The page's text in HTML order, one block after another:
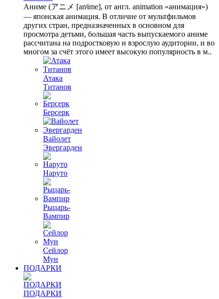
Аниме (アニメ [anʲime], от англ. animation «анимация»)
— японская анимация. В отличие от мультфильмов
других стран, предназначенных в основном для
просмотра детьми, большая часть выпускаемого аниме
рассчитана на подростковую и взрослую аудитории, и во
многом за счёт этого имеет высокую популярность в м..
Атака
Титанов
Берсерк
Вайолет
Эвергарден
Наруто
Рыцарь-
Вампир
Сейлор
Мун
ПОДАРКИ
ПОДАРКИ